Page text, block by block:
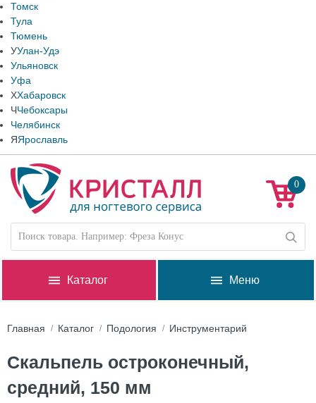
Томск
Тула
Тюмень
УУлан-Удэ
Ульяновск
Уфа
ХХабаровск
ЧЧебоксары
Челябинск
ЯЯрославль
0
Каталог Меню
Главная Каталог Подология Инструментарий
Скальпель остроконечный,
средний, 150 мм